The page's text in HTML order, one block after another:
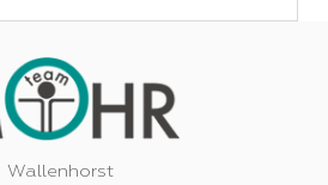
Wallenhorst